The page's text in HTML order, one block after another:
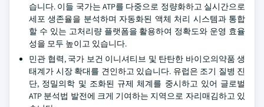
습니다. 이들 국가는 ATP를 다중으로 정량화하고 실시간으로
세포 생존율을 분석하며 자동화된 액체 처리 시스템과 통합
할 수 있는 고처리량 플랫폼을 활용하여 정확도와 운영 효율
성을 모두 높이고 있습니다.
민관 협력, 국가 보건 이니셔티브 및 탄탄한 바이오의약품 생
태계가 시장 확대를 견인하고 있습니다. 유럽은 조기 질병 진
단, 정밀의학 및 조화된 규제 체계를 중시하고 있어 글로벌
ATP 분석법 발전에 크게 기여하는 지역으로 자리매김하고 있